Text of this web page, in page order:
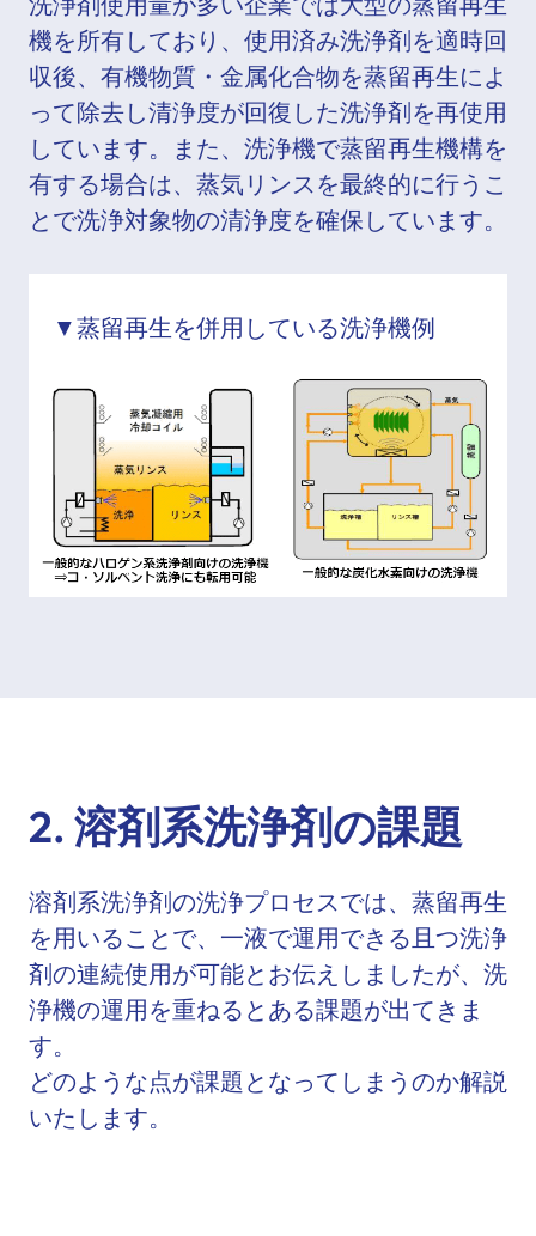
機を所有しており、使用済み洗浄剤を適時回
収後、有機物質・金属化合物を蒸留再生によ
って除去し清浄度が回復した洗浄剤を再使用
しています。また、洗浄機で蒸留再生機構を
有する場合は、蒸気リンスを最終的に行うこ
とで洗浄対象物の清浄度を確保しています。
▼蒸留再生を併用している洗浄機例
2. 溶剤系洗浄剤の課題
溶剤系洗浄剤の洗浄プロセスでは、蒸留再生
を用いることで、一液で運用できる且つ洗浄
剤の連続使用が可能とお伝えしましたが、洗
浄機の運用を重ねるとある課題が出てきま
す。
どのような点が課題となってしまうのか解説
いたします。